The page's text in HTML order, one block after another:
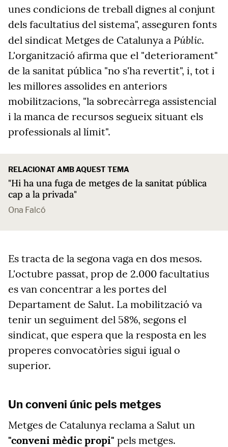
unes condicions de treball dignes al conjunt
dels facultatius del sistema", asseguren fonts
del sindicat Metges de Catalunya a Públic.
L'organització afirma que el "deteriorament"
de la sanitat pública "no s'ha revertit", i, tot i
les millores assolides en anteriors
mobilitzacions, "la sobrecàrrega assistencial
i la manca de recursos segueix situant els
professionals al límit".
RELACIONAT AMB AQUEST TEMA
"Hi ha una fuga de metges de la sanitat pública
cap a la privada"
Ona Falcó
Es tracta de la segona vaga en dos mesos.
L'octubre passat, prop de 2.000 facultatius
es van concentrar a les portes del
Departament de Salut. La mobilització va
tenir un seguiment del 58%, segons el
sindicat, que espera que la resposta en les
properes convocatòries sigui igual o
superior.
Un conveni únic pels metges
Metges de Catalunya reclama a Salut un
"conveni mèdic propi" pels metges.